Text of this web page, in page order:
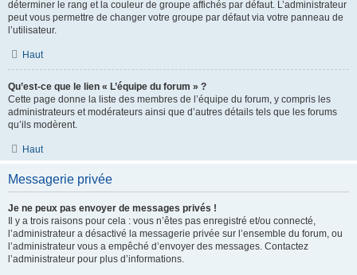
déterminer le rang et la couleur de groupe affichés par défaut. L’administrateur
peut vous permettre de changer votre groupe par défaut via votre panneau de
l’utilisateur.
Haut
Qu’est-ce que le lien « L’équipe du forum » ?
Cette page donne la liste des membres de l’équipe du forum, y compris les
administrateurs et modérateurs ainsi que d’autres détails tels que les forums
qu’ils modèrent.
Haut
Messagerie privée
Je ne peux pas envoyer de messages privés !
Il y a trois raisons pour cela : vous n’êtes pas enregistré et/ou connecté,
l’administrateur a désactivé la messagerie privée sur l’ensemble du forum, ou
l’administrateur vous a empêché d’envoyer des messages. Contactez
l’administrateur pour plus d’informations.